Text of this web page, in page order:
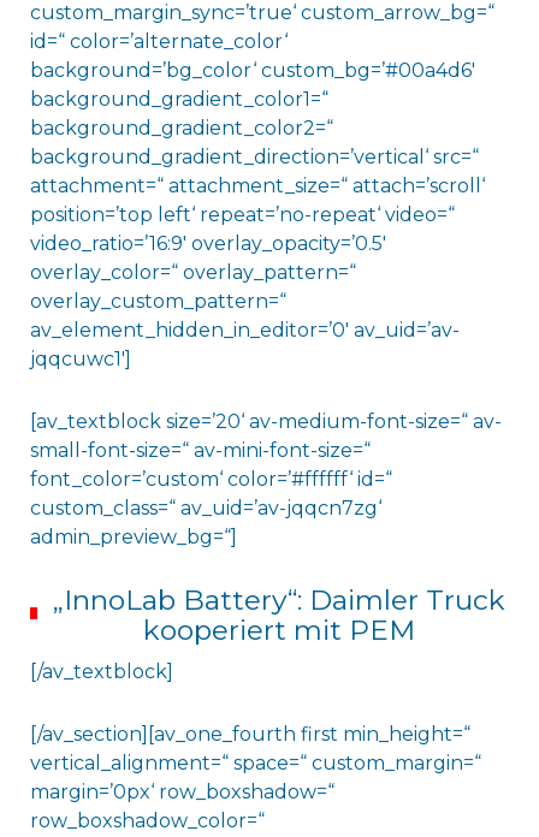
custom_margin_sync=’true‘ custom_arrow_bg=“
id=“ color=’alternate_color‘
background=’bg_color‘ custom_bg=’#00a4d6′
background_gradient_color1=“
background_gradient_color2=“
background_gradient_direction=’vertical‘ src=“
attachment=“ attachment_size=“ attach=’scroll‘
position=’top left‘ repeat=’no-repeat‘ video=“
video_ratio=’16:9′ overlay_opacity=’0.5′
overlay_color=“ overlay_pattern=“
overlay_custom_pattern=“
av_element_hidden_in_editor=’0′ av_uid=’av-
jqqcuwc1′]
[av_textblock size=’20‘ av-medium-font-size=“ av-
small-font-size=“ av-mini-font-size=“
font_color=’custom‘ color=’#ffffff‘ id=“
custom_class=“ av_uid=’av-jqqcn7zg‘
admin_preview_bg=“]
„InnoLab Battery“: Daimler Truck
kooperiert mit PEM
[/av_textblock]
[/av_section][av_one_fourth first min_height=“
vertical_alignment=“ space=“ custom_margin=“
margin=’0px‘ row_boxshadow=“
row_boxshadow_color=“